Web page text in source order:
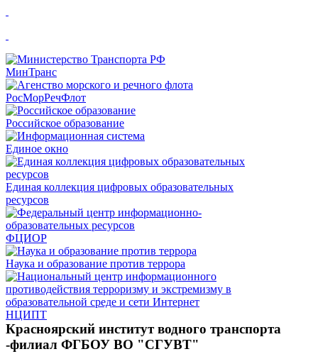
МинТранс
РосМорРечФлот
Российское образование
Единое окно
Единая коллекция цифровых образовательных
ресурсов
ФЦИОР
Наука и образование против террора
НЦИПТ
Красноярский институт водного транспорта
-филиал ФГБОУ ВО "СГУВТ"